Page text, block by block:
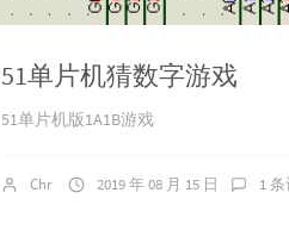
51单片机猜数字游戏
51单片机版1A1B游戏
Chr 2019 年 08 月 15 日 1